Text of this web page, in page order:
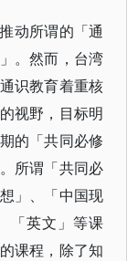
动所谓的「通
。然而，台湾
识教育着重核
视野，目标明
的「共同必修
所谓「共同必
」、「中国现
「英文」等课
课程，除了知